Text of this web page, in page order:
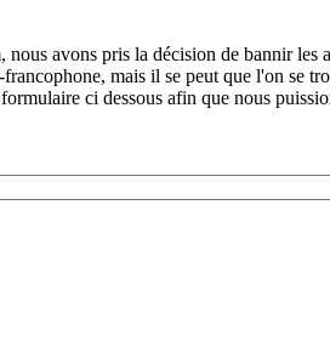
avons pris la décision de bannir les
mais il se peut que l'on se
ci dessous afin que nous